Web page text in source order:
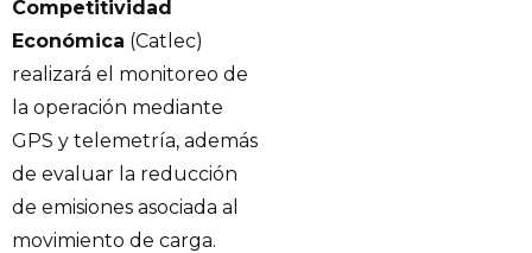
Competitividad
Económica (Catlec)
realizará el monitoreo de
la operación mediante
GPS y telemetría, además
de evaluar la reducción
de emisiones asociada al
movimiento de carga.